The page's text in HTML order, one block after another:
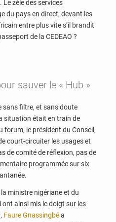
zèle des services
du pays en direct, devant les
entre plus vite s’il brandit
de la CEDEAO ?
sauver le « Hub »
sans filtre, et sans doute
situation était en train de
forum, le président du Conseil,
court-circuiter les usages et
de comité de réflexion, pas de
programmée sur six
ministre nigériane et du
ont ainsi mis le doigt sur les
Faure Gnassingbéa